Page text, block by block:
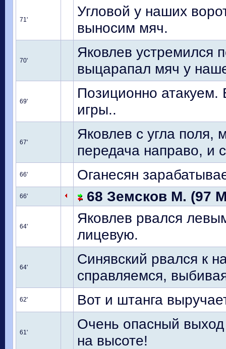
71'
Угловой у наших
выносим мяч.
70'
Яковлев устремился
выцарапал мяч у
69'
Позиционно атакуем.
игры..
67'
Яковлев с угла поля,
передача направо, и
66' Оганесян
66' 68 Земсков М. (97
64'
Яковлев рвался
лицевую.
64'
Синявский рвался к
справляемся,
62' Вот и штанга
61'
Очень опасный
на высоте!